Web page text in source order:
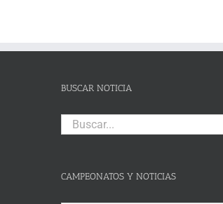
BUSCAR NOTICIA
Buscar:
CAMPEONATOS Y NOTICIAS